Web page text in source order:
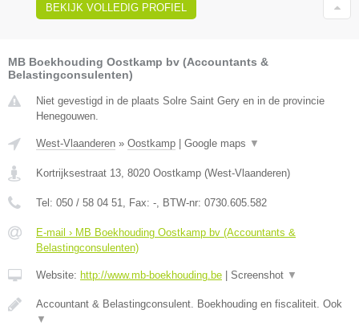
BEKIJK VOLLEDIG PROFIEL
MB Boekhouding Oostkamp bv (Accountants &
Belastingconsulenten)
Niet gevestigd in de plaats Solre Saint Gery en in de provincie
Henegouwen.
West-Vlaanderen » Oostkamp Google maps ▼
Kortrijksestraat 13 8020 Oostkamp (West-Vlaanderen)
Tel: 050 / 58 04 51 , Fax: - , BTW-nr: 0730.605.582
E-mail › MB Boekhouding Oostkamp bv (Accountants &
Belastingconsulenten)
Website: http://www.mb-boekhouding.be Screenshot ▼
Accountant & Belastingconsulent. Boekhouding en fiscaliteit. Ook
▼